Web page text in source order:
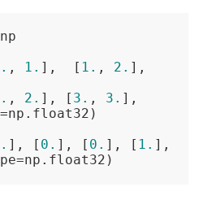
np
, 1. ],  [ 1. , 2. ],
, 2. ], [ 3. , 3. ],
], [ 0. ], [ 0. ], [ 1. ],